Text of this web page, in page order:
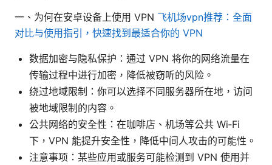
一、为何在安卓设备上使用 VPN 飞机场vpn推荐：全面
对比与使用指引，快速找到最适合你的 VPN
数据加密与隐私保护：通过 VPN 将你的网络流量在
传输过程中进行加密，降低被窃听的风险。
绕过地域限制：你可以选择不同服务器所在地，访问
被地域限制的内容。
公共网络的安全性：在咖啡店、机场等公共 Wi‑Fi
下，VPN 能提升安全性，降低中间人攻击的可能性。
注意事项：某些应用或服务可能检测到 VPN 使用并